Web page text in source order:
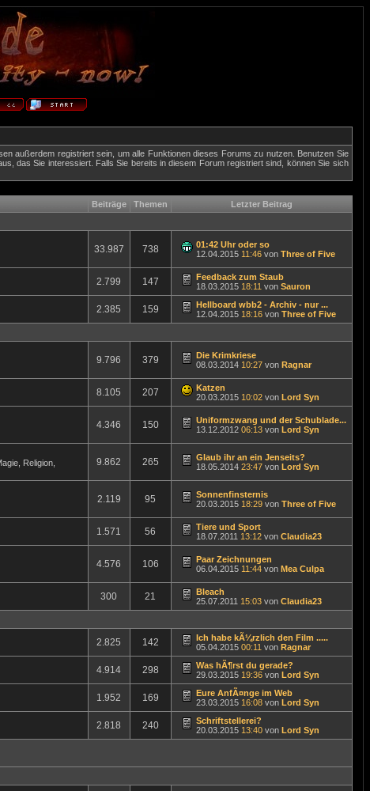
außerdem registriert sein, um alle Funktionen dieses Forums zu nutzen. Benutzen Sie
das Sie interessiert. Falls Sie bereits in diesem Forum registriert sind, können Sie sich
Beiträge Themen Letzter Beitrag
33.987 738
01:42 Uhr oder so
12.04.2015 11:46von Three of Five
2.799 147
Feedback zum Staub
18.03.2015 18:11 von Sauron
2.385 159
Hellboard wbb2 - Archiv - nur ...
12.04.2015 18:16von Three of Five
9.796 379
Die Krimkriese
08.03.2014 10:27von Ragnar
8.105 207
Katzen
20.03.2015 10:02von Lord Syn
4.346 150
Uniformzwang und der Schublade...
13.12.2012 06:13von Lord Syn
Religion,
9.862 265
Glaub ihr an ein Jenseits?
18.05.2014 23:47von Lord Syn
2.119 95
Sonnenfinsternis
20.03.2015 18:29von Three of Five
1.571 56
Tiere und Sport
18.07.2011 13:12von Claudia23
4.576 106
Paar Zeichnungen
06.04.2015 11:44von Mea Culpa
300 21
Bleach
25.07.2011 15:03von Claudia23
2.825 142
Ich habe kÃ¼rzlich den Film .....
05.04.2015 00:11 von Ragnar
4.914 298
Was hÃ¶rst du gerade?
29.03.2015 19:36von Lord Syn
1.952 169
Eure AnfÃ¤nge im Web
23.03.2015 16:08von Lord Syn
2.818 240
Schriftstellerei?
20.03.2015 13:40von Lord Syn